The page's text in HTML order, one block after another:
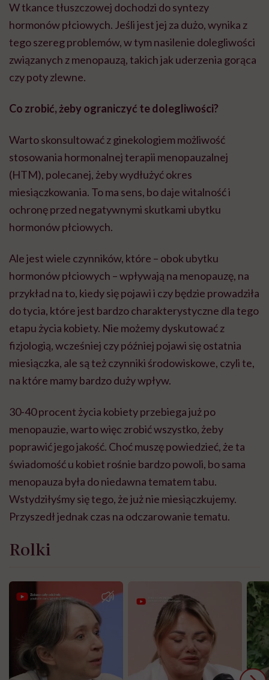
W tkance tłuszczowej dochodzi do syntezy
hormonów płciowych. Jeśli jest jej za dużo, wynika z
tego szereg problemów, w tym nasilenie dolegliwości
związanych z menopauzą, takich jak uderzenia gorąca
czy poty zlewne.
Co zrobić, żeby ograniczyć te dolegliwości?
Warto skonsultować z ginekologiem możliwość
stosowania hormonalnej terapii menopauzalnej
(HTM), polecanej, żeby wydłużyć okres
miesiączkowania. To ma sens, bo daje witalność i
ochronę przed negatywnymi skutkami ubytku
hormonów płciowych.
Ale jest wiele czynników, które – obok ubytku
hormonów płciowych – wpływają na menopauzę, na
przykład na to, kiedy się pojawi i czy będzie prowadziła
do tycia, które jest bardzo charakterystyczne dla tego
etapu życia kobiety. Nie możemy dyskutować z
fizjologią, wcześniej czy później pojawi się ostatnia
miesiączka, ale są też czynniki środowiskowe, czyli te,
na które mamy bardzo duży wpływ.
30-40 procent życia kobiety przebiega już po
menopauzie, warto więc zrobić wszystko, żeby
poprawić jego jakość. Choć muszę powiedzieć, że ta
świadomość u kobiet rośnie bardzo powoli, bo sama
menopauza była do niedawna tematem tabu.
Wstydziłyśmy się tego, że już nie miesiączkujemy.
Przyszedł jednak czas na odczarowanie tematu.
Rolki